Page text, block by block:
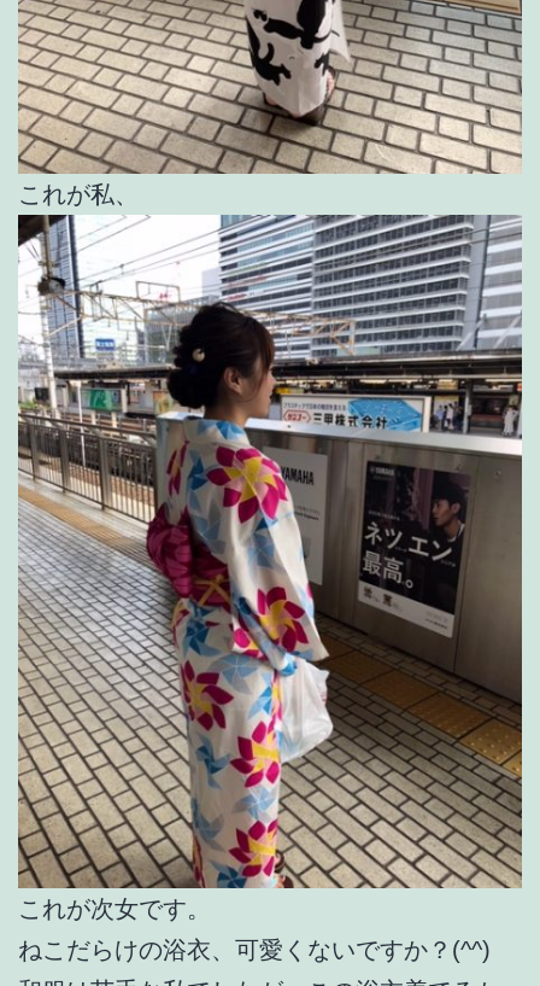
これが私、
これが次女です。
ねこだらけの浴衣、可愛くないですか？(^^)